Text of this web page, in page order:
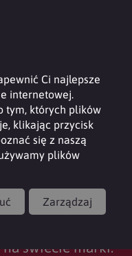
dystrybucji
świecie marki.”
Ci najlepsze
internetowej.
tym, których plików
klikając przycisk
się z naszą
plików
Zarządzaj